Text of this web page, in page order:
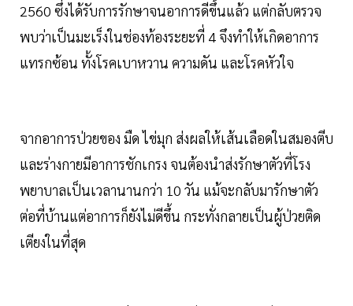
2560 ซึ่งได้รับการรักษาจนอาการดีขึ้นแล้ว แต่กลับตรวจ
พบว่าเป็นมะเร็งในช่องท้องระยะที่ 4 จึงทำให้เกิดอาการ
แทรกซ้อน ทั้งโรคเบาหวาน ความดัน และโรคหัวใจ
จากอาการป่วยของ มืด ไข่มุก ส่งผลให้เส้นเลือดในสมองตีบ
และร่างกายมีอาการชักเกรง จนต้องนำส่งรักษาตัวที่โรง
พยาบาลเป็นเวลานานกว่า 10 วัน แม้จะกลับมารักษาตัว
ต่อที่บ้านแต่อาการก็ยังไม่ดีขึ้น กระทั่งกลายเป็นผู้ป่วยติด
เตียงในที่สุด